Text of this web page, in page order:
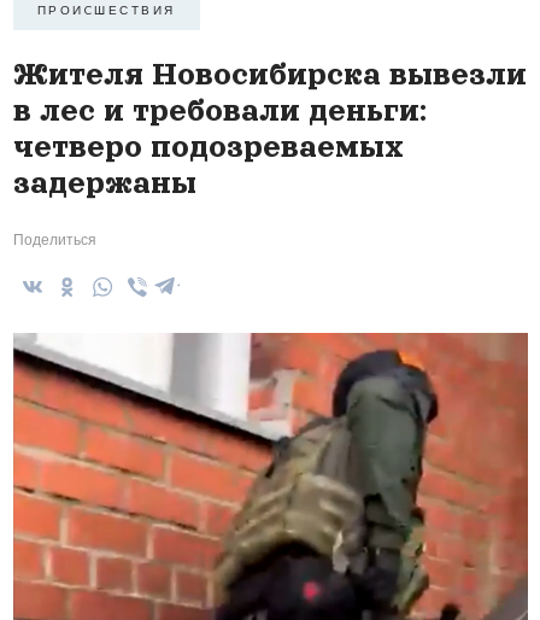
ПРОИCШЕСТВИЯ
Жителя Новосибирска вывезли
в лес и требовали деньги:
четверо подозреваемых
задержаны
Поделиться